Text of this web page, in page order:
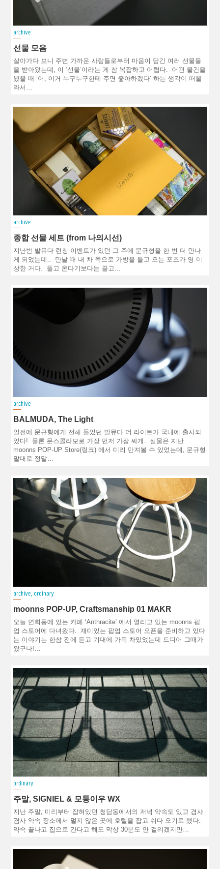
archive
선물 모음
살아가다 보니 주변 가까운 사람들로부터 마음이 담긴 여러 선물들
을 받아왔는데, 이 ‘선물’이라는 게 참 복잡하고 어렵다. 어떤 물건을
봤을 때 ‘어, 이거 누구누구한테 주면 좋아하겠다’ 하는 생각이 떠올
라서…
archive
종합 선물 세트 (from 나의시선)
지난번 발뮤다 런칭 이벤트가 있던 그 주에 문규형을 한 번 더 만나
게 되었는데.. 만날 때 내 차 쪽으로 가방을 들고 오는 포즈가 영 이
상한 거다. 들고 온다기보다는 끌고…
archive
BALMUDA, The Light
일전에 문규형에게 전해 들었던 발뮤다 더 라이트가 국내에 출시되
었다! 물론 문스콜라보로 가장 먼저 가장 싸게. 실물은 지난
moonns POP-UP Store(링크) 에서 미리 만져볼 수 있었는데, 문규형
말대로 정말…
archive ordinary
moonns POP-UP, Craftsmanship 01 MAKR
오늘 연희동에 있는 카페 ‘Anthracite’ 에서 열리고 있는 moonns 팝
업 스토어에 다녀왔다. 재미있는 팝업 스토어 오픈을 준비하고 있다
는 이야기는 한참 전에 듣고 기대에 가득 차있었는데 드디어 그때가
왔구나!…
ordinary
주말, SIGNIEL & 모퉁이우 WX
지난 주말, 미리부터 잡혀있던 청담동에서의 저녁 약속도 있고 겸사
겸사 약속 장소에서 멀지 않은 곳에 호텔을 잡고 쉬다 오기로 했다.
약속 끝나고 집으로 간다고 해도 막상 30분도 안 걸리겠지만…